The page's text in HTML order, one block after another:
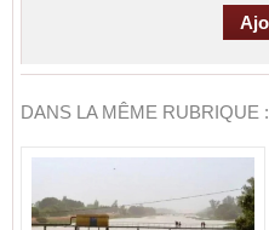
DANS LA MÊME RUBRIQUE :